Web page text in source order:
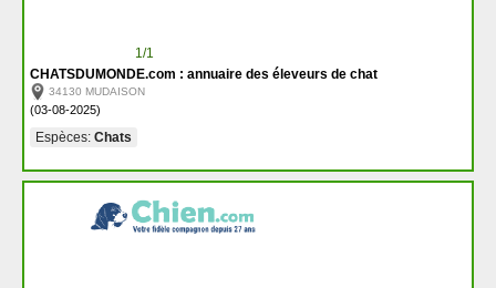
1/1
CHATSDUMONDE.com : annuaire des éleveurs de chat
34130 MUDAISON
(03-08-2025)
Espèces: Chats